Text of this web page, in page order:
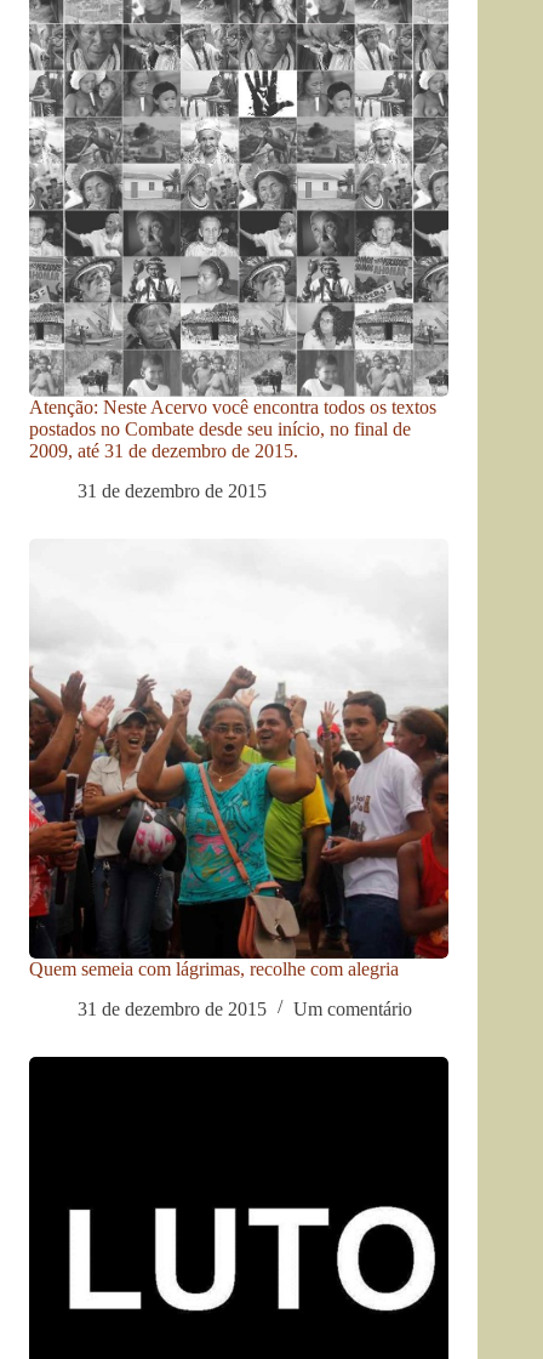
Atenção: Neste Acervo você encontra todos os textos
postados no Combate desde seu início, no final de
2009, até 31 de dezembro de 2015.
31 de dezembro de 2015
Quem semeia com lágrimas, recolhe com alegria
31 de dezembro de 2015
Um comentário